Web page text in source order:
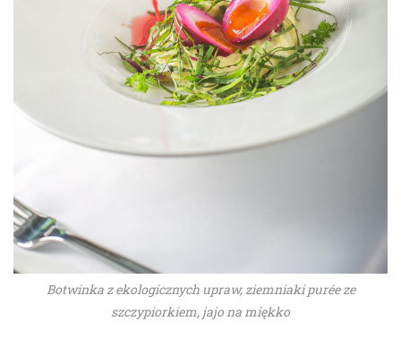
Botwinka z ekologicznych upraw, ziemniaki purée ze
szczypiorkiem, jajo na miękko